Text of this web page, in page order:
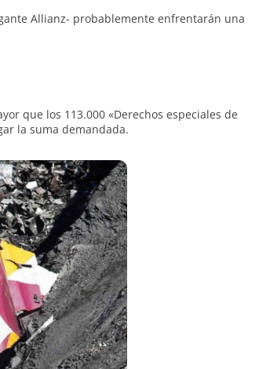
Allianz- probablemente enfrentarán una
que los 113.000 «Derechos especiales de
la suma demandada.